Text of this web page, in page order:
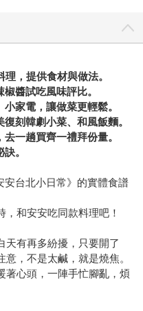
，提供食材與做法。
醬試吃風味評比。
家電，讓做菜更輕鬆。
刻韓劇小菜、和風飯麵。
一趟買齊一禮拜份量。
。
安台北小日常》的實體食譜
和安安吃同款料理吧！
天有再多紛擾，只要開了
，不是太鹹，就是燒焦。
著心頭，一陣手忙腳亂，煩